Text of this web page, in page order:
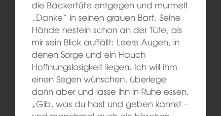
die Bäckertüte entgegen und murmelt
„Danke“ in seinen grauen Bart. Seine
Hände nesteln schon an der Tüte, als
mir sein Blick auffällt: Leere Augen, in
denen Sorge und ein Hauch
Hoffnungslosigkeit liegen. Ich will ihm
einen Segen wünschen, überlege
dann aber und lasse ihn in Ruhe essen.
„Gib, was du hast und geben kannst –